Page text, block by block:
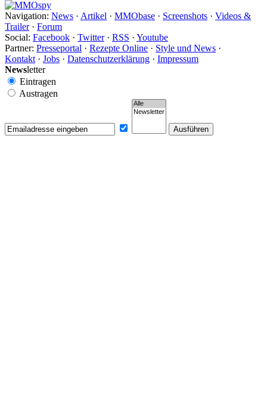
Navigation: News · Artikel · MMObase · Screenshots · Videos &
Trailer· Forum
Social: Facebook · Twitter· RSS · Youtube
Partner: Presseportal · Rezepte Online · Style und News ·
Kontakt · Jobs · Datenschutzerklärung · Impressum
Newsletter
Eintragen
Austragen